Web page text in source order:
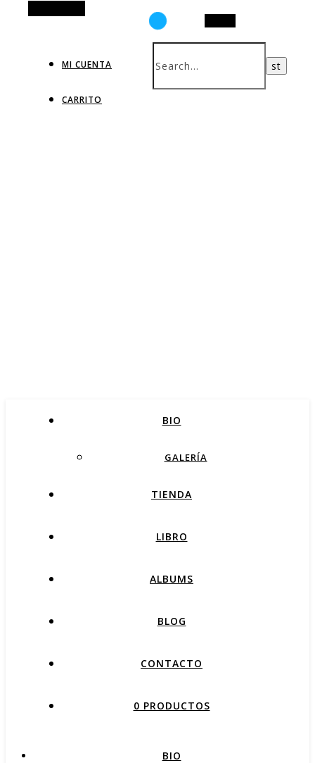
MI CUENTA
CARRITO
BIO
GALERÍA
TIENDA
LIBRO
ALBUMS
BLOG
CONTACTO
0 PRODUCTOS
BIO